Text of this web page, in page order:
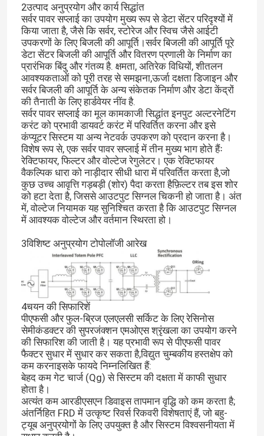
2उत्पाद अनुप्रयोग और कार्य सिद्धांत
सर्वर पावर सप्लाई का उपयोग मुख्य रूप से डेटा सेंटर परिदृश्यों में
किया जाता है, जैसे कि सर्वर, स्टोरेज और स्विच जैसे आईटी
उपकरणों के लिए बिजली की आपूर्ति।सर्वर बिजली की आपूर्ति पूरे
डेटा सेंटर बिजली की आपूर्ति और वितरण प्रणाली के निर्माण का
प्रारंभिक बिंदु और गंतव्य है. क्षमता, अतिरेक विधियों, शीतलन
आवश्यकताओं को पूरी तरह से समझना,ऊर्जा दक्षता डिजाइन और
सर्वर बिजली की आपूर्ति के अन्य संकेतक निर्माण और डेटा केंद्रों
की तैनाती के लिए हार्डवेयर नींव है.
सर्वर पावर सप्लाई का मूल कामकाजी सिद्धांत इनपुट अल्टरनेटिंग
करंट को प्रभावी डायवर्ट करंट में परिवर्तित करना और इसे
कंप्यूटर सिस्टम या अन्य नेटवर्क उपकरण को प्रदान करना है।
विशेष रूप से, एक सर्वर पावर सप्लाई में तीन मुख्य भाग होते हैंः
रेक्टिफायर, फिल्टर और वोल्टेज रेगुलेटर। एक रेक्टिफायर
वैकल्पिक धारा को नाड़ीदार सीधी धारा में परिवर्तित करता है,जो
कुछ उच्च आवृत्ति गड़बड़ी (शोर) पैदा करता हैफ़िल्टर तब इस शोर
को हटा देता है, जिससे आउटपुट सिग्नल चिकनी हो जाता है। अंत
में, वोल्टेज नियामक यह सुनिश्चित करता है कि आउटपुट सिग्नल
में आवश्यक वोल्टेज और वर्तमान स्थिरता हो।
3विशिष्ट अनुप्रयोग टोपोलॉजी आरेख
4चयन की सिफारिशें
पीएफसी और फुल-ब्रिज एलएलसी सर्किट के लिए रेसिनोस
सेमीकंडक्टर की सुपरजंक्शन एमओएस श्रृंखला का उपयोग करने
की सिफारिश की जाती है। यह प्रभावी रूप से पीएफसी पावर
फैक्टर सुधार में सुधार कर सकता है,विद्युत चुम्बकीय हस्तक्षेप को
कम करनाइसके फायदे निम्नलिखित हैं:
बेहद कम गेट चार्ज (Qg) से सिस्टम की दक्षता में काफी सुधार
होता है।
अत्यंत कम आरडीएसएन डिवाइस तापमान वृद्धि को कम करता है;
अंतर्निहित FRD में उत्कृष्ट रिवर्स रिकवरी विशेषताएं हैं, जो बहु-
ट्यूब अनुप्रयोगों के लिए उपयुक्त है और सिस्टम विश्वसनीयता में